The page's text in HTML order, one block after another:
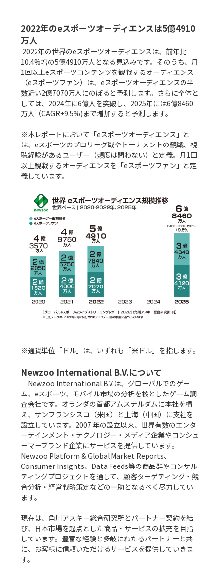
2022年のeスポーツオーディエンスは5億4910
万人
10.4%増の5億4910万人となる見込みです。そのうち、月
1回以上eスポーツコンテンツを観戦するオーディエンス
（eスポーツファン）は、eスポーツオーディエンスの半
数近い2億7070万人にのぼると予測します。さらに全体と
しては、2024年に6億人を突破し、2025年には6億8460
万人（CAGR+9.5%)まで増加すると予測します。
※本レポートにおいて「eスポーツオーディエンス」と
は、eスポーツのプロリーグ戦やトーナメントの観戦、視
聴経験があるユーザー（頻度は問わない）と定義。月1回
以上観戦するオーディエンスを「eスポーツファン」と定
義しています。
※通貨単位「ドル」は、いずれも「米ドル」を指します。
Newzoo International B.V.について
Newzoo International B.V.は、グローバルでのゲー
ム、eスポーツ、モバイル市場の分析を核としたゲーム調
査会社です。オランダの首都アムステルダムに本社を構
え、サンフランシスコ（米国）と上海（中国）に支社を
設立しています。2007 年の設立以来、世界有数のエンタ
ーテインメント・テクノロジー・メディア企業やコンシュ
ーマーブランド企業にサービスを提供しています。
Newzoo Platform & Global Market Reports、
Consumer Insights、Data Feeds等の商品群やコンサル
ティングプロジェクトを通して、顧客ターゲティング・競
合分析・経営戦略策定などの一助となるべく尽力してい
ます。
現在は、角川アスキー総合研究所とパートナー契約を結
び、日本市場を起点とした商品・サービスの拡充を目指
しています。豊富な経験と多岐にわたるパートナーと共
に、お客様に信頼いただけるサービスを提供していきま
す。